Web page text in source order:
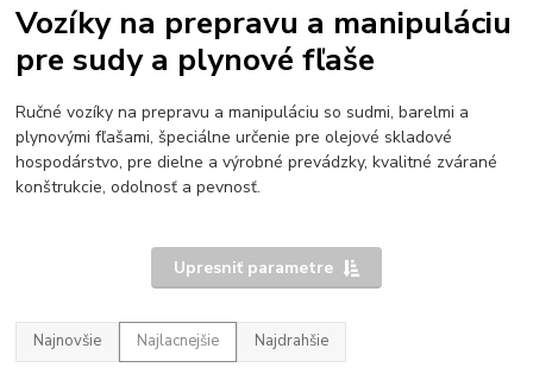
Vozíky na prepravu a manipuláciu
pre sudy a plynové fľaše
Ručné vozíky na prepravu a manipuláciu so sudmi, barelmi a
plynovými fľašami, špeciálne určenie pre olejové skladové
hospodárstvo, pre dielne a výrobné prevádzky, kvalitné zvárané
konštrukcie, odolnosť a pevnosť.
Upresniť parametre
Najnovšie Najlacnejšie Najdrahšie